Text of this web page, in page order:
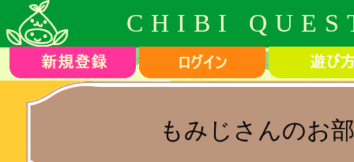
CHIBI
もみじさんのお